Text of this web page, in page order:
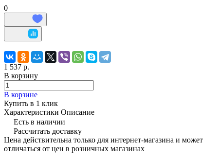
0
1 537 р.
В корзину
В корзине
Купить в 1 клик
Характеристики Описание
Есть в наличии
Рассчитать доставку
Цена действительна только для интернет-магазина и может
отличаться от цен в розничных магазинах